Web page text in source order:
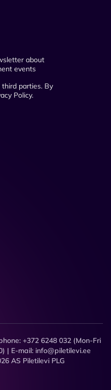
about
events
parties. By
Policy.
+372 6248 032 (Mon-Fri
| E-mail: info@piletilevi.ee
AS Piletilevi PLG